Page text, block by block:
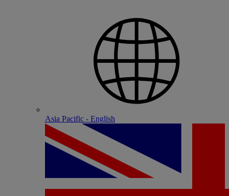
Asia Pacific - English